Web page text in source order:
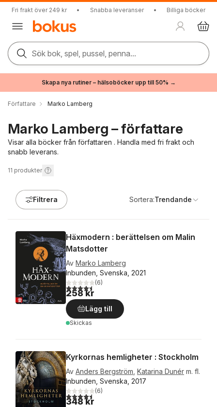
Fri frakt över 249 kr • Snabba leveranser • Billiga böcker
Sök bok, spel, pussel, penna...
Skapa nya rutiner – hälsoböcker upp till 50% →
Författare Marko Lamberg
Marko Lamberg – författare
Visar alla böcker från författaren . Handla med fri frakt och
snabb leverans.
11 produkter
Filtrera Sortera:Trendande
Häxmodern : berättelsen om Malin
Matsdotter
Av Marko Lamberg
Inbunden, Svenska, 2021
4,5utav 5 stjärnor. Totalt antal röster:
(6)
258 kr
Lägg till
Skickas
Kyrkornas hemligheter : Stockholm
Av Anders Bergström Katarina Dunér m. fl.
Inbunden, Svenska, 2017
4,5utav 5 stjärnor. Totalt antal röster:
(6)
348 kr